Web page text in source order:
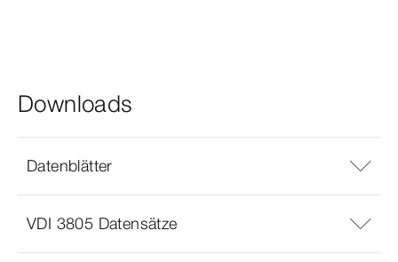
Downloads
Datenblätter
VDI 3805 Datensätze